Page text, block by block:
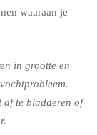
waaraan je
in grootte en
af te bladderen of